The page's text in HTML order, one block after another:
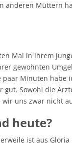
anderen Müttern
Mal in ihrem
gewohnten
Minuten
Sowohl die
uns zwar nicht
heute?
ist aus Gloria